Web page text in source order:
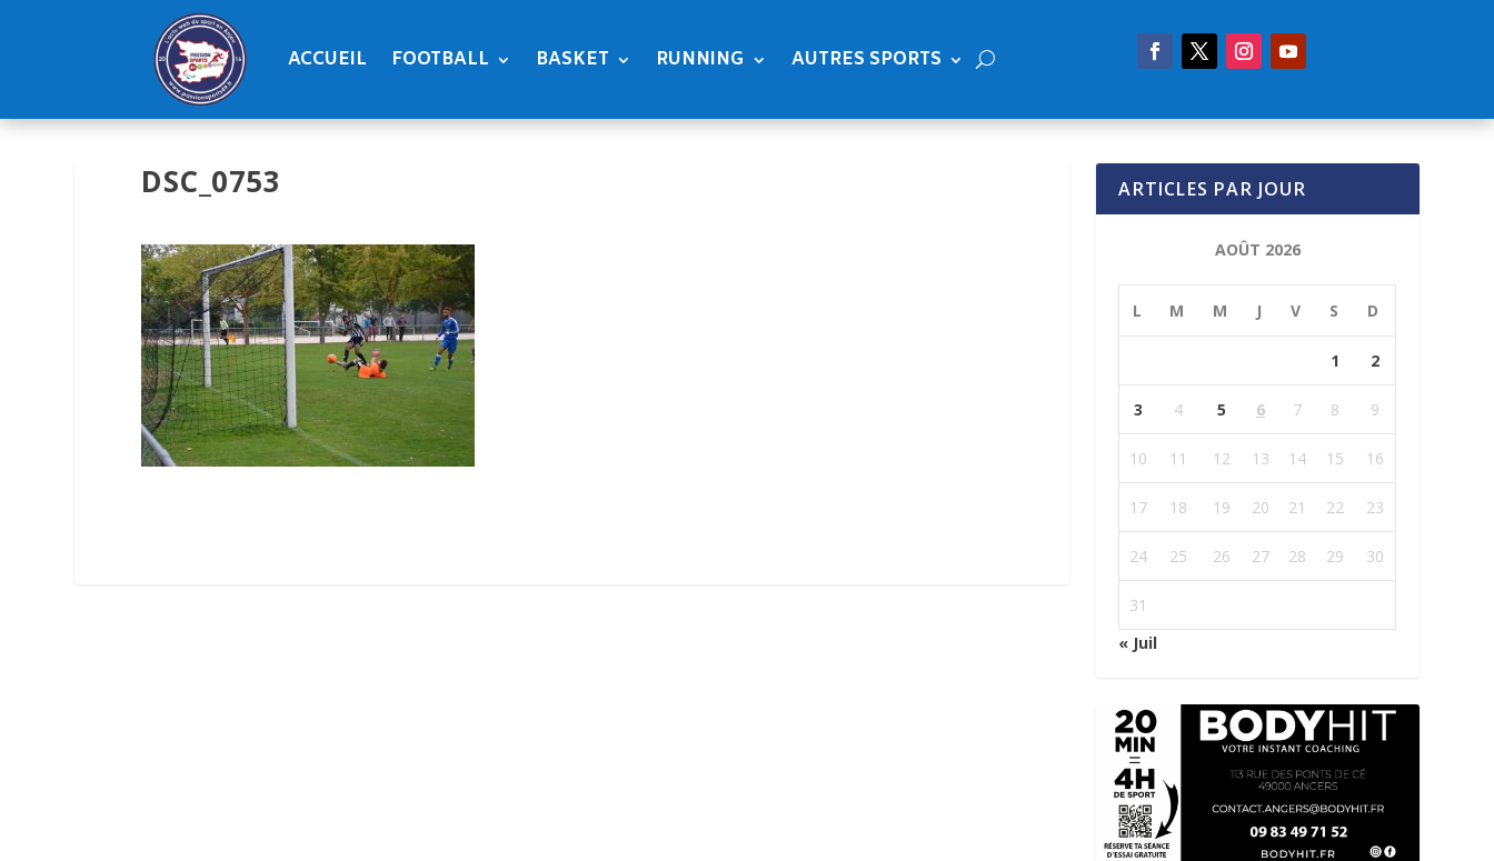
ACCUEIL FOOTBALL BASKET RUNNING AUTRES SPORTS
DSC_0753 ARTICLES PAR JOUR
AOÛT 2026
L M M J V S D
1 2
3 4 5 6 7 8 9
10 11 12 13 14 15 16
17 18 19 20 21 22 23
24 25 26 27 28 29 30
31
« Juil